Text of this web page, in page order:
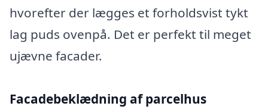
hvorefter der lægges et forholdsvist tykt
lag puds ovenpå. Det er perfekt til meget
ujævne facader.
Facadebeklædning af parcelhus